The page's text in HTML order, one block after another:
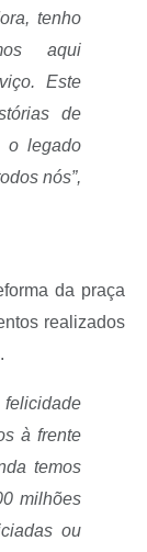
tenho
aqui
Este
de
o legado
nós”,
da praça
realizados
à frente
temos
milhões
ou